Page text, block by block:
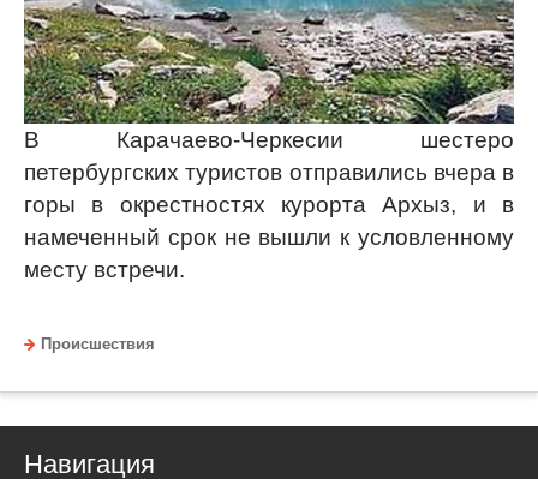
В Карачаево-Черкесии шестеро
петербургских туристов отправились вчера в
горы в окрестностях курорта Архыз, и в
намеченный срок не вышли к условленному
месту встречи.
Происшествия
Навигация